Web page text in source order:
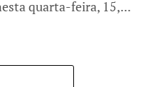
quarta-feira, 15,...